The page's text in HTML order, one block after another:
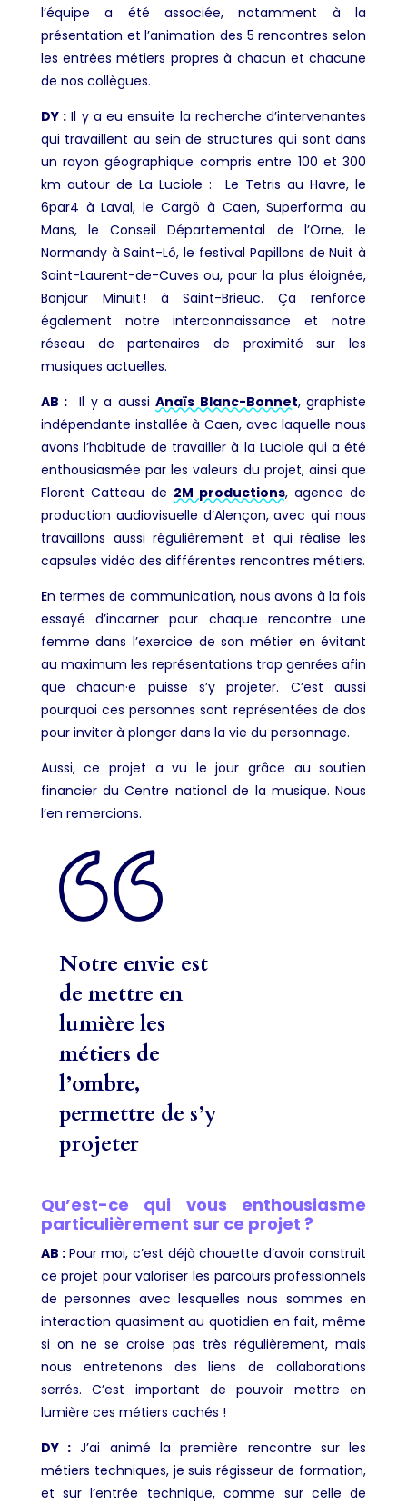
l’équipe a été associée, notamment à la
présentation et l’animation des 5 rencontres selon
les entrées métiers propres à chacun et chacune
de nos collègues.
DY : Il y a eu ensuite la recherche d’intervenantes
qui travaillent au sein de structures qui sont dans
un rayon géographique compris entre 100 et 300
km autour de La Luciole : Le Tetris au Havre, le
6par4 à Laval, le Cargö à Caen, Superforma au
Mans, le Conseil Départemental de l’Orne, le
Normandy à Saint-Lô, le festival Papillons de Nuit à
Saint-Laurent-de-Cuves ou, pour la plus éloignée,
Bonjour Minuit ! à Saint-Brieuc. Ça renforce
également notre interconnaissance et notre
réseau de partenaires de proximité sur les
musiques actuelles.
AB : Il y a aussiAnaïs Blanc-Bonnet, graphiste
indépendante installée à Caen, avec laquelle nous
avons l’habitude de travailler à la Luciole qui a été
enthousiasmée par les valeurs du projet, ainsi que
Florent Catteau de 2M productions, agence de
production audiovisuelle d’Alençon, avec qui nous
travaillons aussi régulièrement et qui réalise les
capsules vidéo des différentes rencontres métiers.
En termes de communication, nous avons à la fois
essayé d’incarner pour chaque rencontre une
femme dans l’exercice de son métier en évitant
au maximum les représentations trop genrées afin
que chacun·e puisse s’y projeter. C’est aussi
pourquoi ces personnes sont représentées de dos
pour inviter à plonger dans la vie du personnage.
Aussi, ce projet a vu le jour grâce au soutien
financier du Centre national de la musique. Nous
l’en remercions.
Notre envie est
de mettre en
lumière les
métiers de
l’ombre,
permettre de s’y
projeter
Qu’est-ce qui vous enthousiasme
particulièrement sur ce projet ?
AB : Pour moi, c’est déjà chouette d’avoir construit
ce projet pour valoriser les parcours professionnels
de personnes avec lesquelles nous sommes en
interaction quasiment au quotidien en fait, même
si on ne se croise pas très régulièrement, mais
nous entretenons des liens de collaborations
serrés. C’est important de pouvoir mettre en
lumière ces métiers cachés !
DY : J’ai animé la première rencontre sur les
métiers techniques, je suis régisseur de formation,
et sur l’entrée technique, comme sur celle de